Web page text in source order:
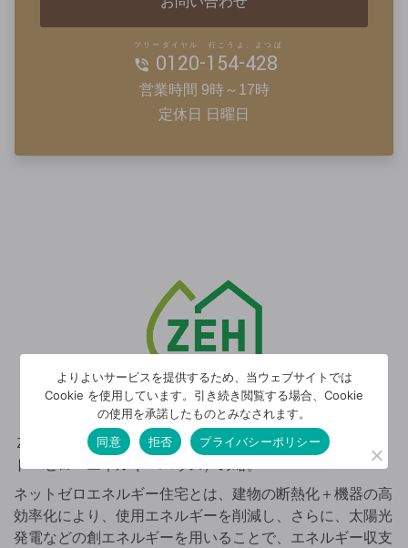
0120-154-428
フリーダイヤル 行こうよ、よつば
営業時間 9時～17時
定休日 日曜日
豊泉工務店はZEH※の普及に努めています！
ＺＥＨ（ゼッチ）とは、Net Zero Energy House（ネッ
ト・ゼロ・エネルギーハウス）の略。
ネットゼロエネルギー住宅とは、建物の断熱化＋機器の高
効率化により、使用エネルギーを削減し、さらに、太陽光
発電などの創エネルギーを用いることで、エネルギー収支
よりよいサービスを提供するため、当ウェブサイトでは
Cookie を使用しています。引き続き閲覧する場合、Cookie
の使用を承諾したものとみなされます。
同意
拒否 プライバシーポリシー